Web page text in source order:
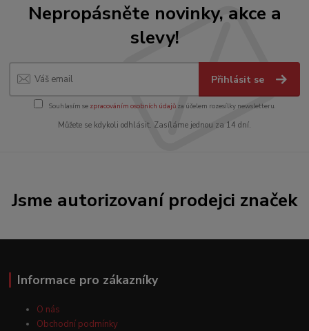
Nepropásněte novinky, akce a
slevy!
Přihlásit se
Souhlasím se zpracováním osobních údajůza účelem rozesílky newsletteru.
Můžete se kdykoli odhlásit. Zasíláme jednou za 14 dní.
Jsme autorizovaní prodejci značek
Informace pro zákazníky
O nás
Obchodní podmínky